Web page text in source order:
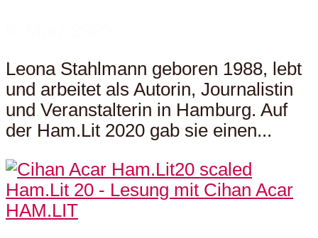
Leona Stahlmann geboren 1988, lebt
und arbeitet als Autorin, Journalistin
und Veranstalterin in Hamburg. Auf
der Ham.Lit 2020 gab sie einen...
HAM.LIT